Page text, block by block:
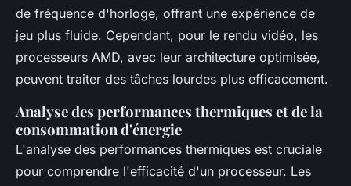
de fréquence d'horloge, offrant une expérience de
jeu plus fluide. Cependant, pour le rendu vidéo, les
processeurs AMD, avec leur architecture optimisée,
peuvent traiter des tâches lourdes plus efficacement.
Analyse des performances thermiques et de la
consommation d'énergie
L'analyse des performances thermiques est cruciale
pour comprendre l'efficacité d'un processeur. Les